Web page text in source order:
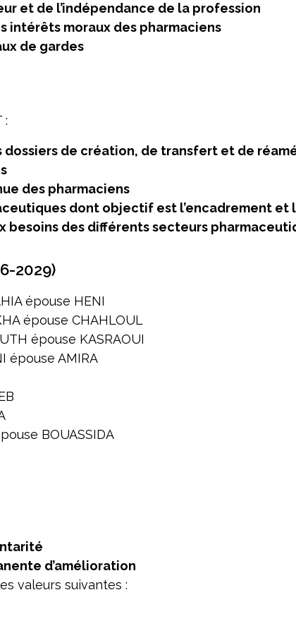
et de l’indépendance de la profession
intérêts moraux des pharmaciens
de gardes
:
dossiers de création, de transfert et de
des pharmaciens
dont objectif est l’encadrement et
besoins des différents secteurs
2029)
épouse HENI
épouse CHAHLOUL
épouse KASRAOUI
épouse AMIRA
BOUASSIDA
d’amélioration
valeurs suivantes :